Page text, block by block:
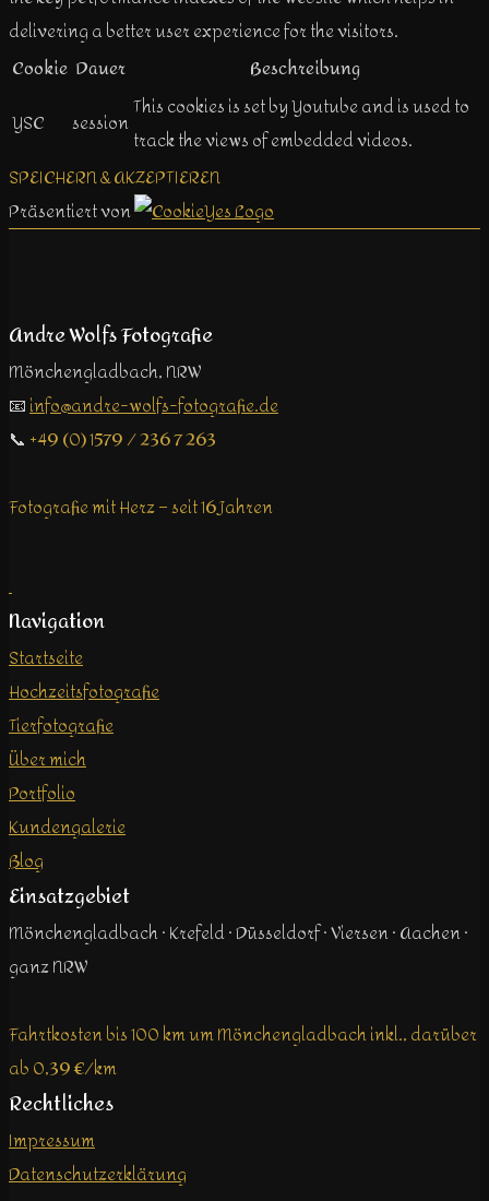
delivering a better user experience for the visitors.
Cookie Dauer
Beschreibung
YSC
sessionThis cookies is set by Youtube and is used to
track the views of embedded videos.
SPEICHERN & AKZEPTIEREN
Präsentiert von
Andre Wolfs Fotografie
Mönchengladbach, NRW
📧info@andre-wolfs-fotografie.de
📞+49 (0) 1579 / 236 7 263
Fotografie mit Herz – seit 16 Jahren
Navigation
Startseite
Hochzeitsfotografie
Tierfotografie
Über mich
Portfolio
Kundengalerie
Blog
Einsatzgebiet
Mönchengladbach · Krefeld · Düsseldorf · Viersen · Aachen ·
ganz NRW
Fahrtkosten bis 100 km um Mönchengladbach inkl., darüber
ab 0,39 €/km
Rechtliches
Impressum
Datenschutzerklärung